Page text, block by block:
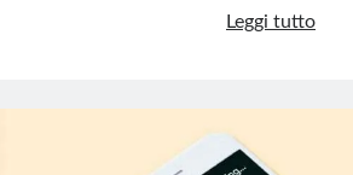
Leggi tutto